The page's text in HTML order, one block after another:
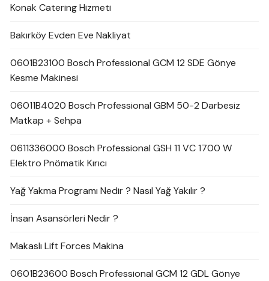
Konak Catering Hizmeti
Bakırköy Evden Eve Nakliyat
0601B23100 Bosch Professional GCM 12 SDE Gönye
Kesme Makinesi
06011B4020 Bosch Professional GBM 50-2 Darbesiz
Matkap + Sehpa
0611336000 Bosch Professional GSH 11 VC 1700 W
Elektro Pnömatik Kırıcı
Yağ Yakma Programı Nedir ? Nasıl Yağ Yakılır ?
İnsan Asansörleri Nedir ?
Makaslı Lift Forces Makina
0601B23600 Bosch Professional GCM 12 GDL Gönye